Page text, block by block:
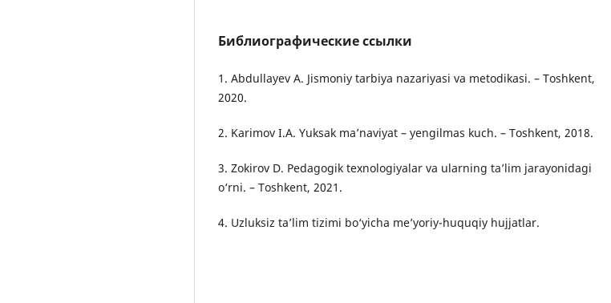
Библиографические ссылки
1. Abdullayev A. Jismoniy tarbiya nazariyasi va metodikasi. – Toshkent,
2020.
2. Karimov I.A. Yuksak ma’naviyat – yengilmas kuch. – Toshkent, 2018.
3. Zokirov D. Pedagogik texnologiyalar va ularning ta’lim jarayonidagi
o‘rni. – Toshkent, 2021.
4. Uzluksiz ta’lim tizimi bo‘yicha me’yoriy-huquqiy hujjatlar.